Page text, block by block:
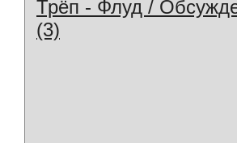
Трёп - Флуд /
(3)